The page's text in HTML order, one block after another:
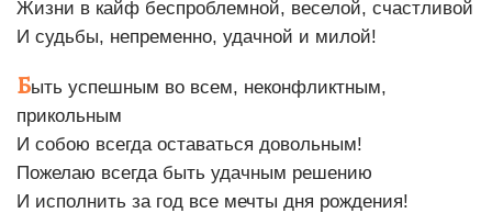
Жизни в кайф беспроблемной, веселой, счастливой
И судьбы, непременно, удачной и милой!
Быть успешным во всем, неконфликтным,
прикольным
И собою всегда оставаться довольным!
Пожелаю всегда быть удачным решению
И исполнить за год все мечты дня рождения!